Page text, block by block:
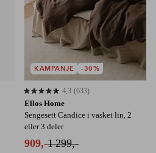
Ellos Home
Sengesett Candice i vasket lin, 2
eller 3 deler
909,-1 299,-
4,3 basert på 633 karaktergivninger
4,3 (633)
KAMPANJE -30%